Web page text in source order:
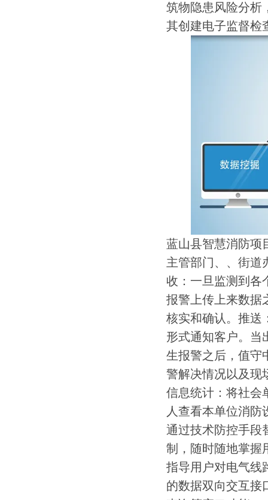
筑物隐患风险分析
其创建电子监督检
蓝山县智慧消防项
主管部门、、街道
收：一旦监测到各
报警上传上来数据
核实和确认。推送
形式通知客户。当
生报警之后，值守
警解决情况以及现
信息统计：将社会
人查看本单位消防
通过技术防控手段
制，随时随地掌握
指导用户对电气线
的数据双向交互接